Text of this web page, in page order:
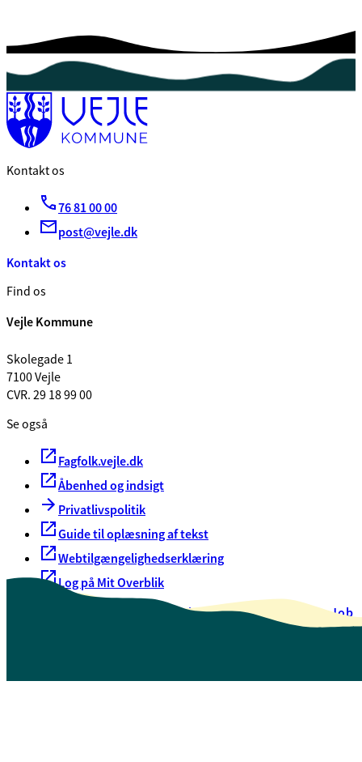
Kontakt os
76 81 00 00
post@vejle.dk
Kontakt os
Find os
Vejle Kommune
Skolegade 1
7100 Vejle
CVR. 29 18 99 00
Se også
Fagfolk.vejle.dk
Åbenhed og indsigt
Privatlivspolitik
Guide til oplæsning af tekst
Webtilgængelighedserklæring
Log på Mit Overblik
Oversigt over selvbetjeningJob